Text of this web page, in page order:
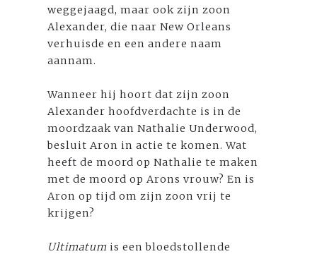
weggejaagd, maar ook zijn zoon
Alexander, die naar New Orleans
verhuisde en een andere naam
aannam.
Wanneer hij hoort dat zijn zoon
Alexander hoofdverdachte is in de
moordzaak van Nathalie Underwood,
besluit Aron in actie te komen. Wat
heeft de moord op Nathalie te maken
met de moord op Arons vrouw? En is
Aron op tijd om zijn zoon vrij te
krijgen?
Ultimatum is een bloedstollende